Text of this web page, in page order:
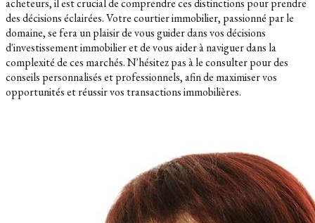
acheteurs, il est crucial de comprendre ces distinctions pour prendre
des décisions éclairées. Votre courtier immobilier, passionné par le
domaine, se fera un plaisir de vous guider dans vos décisions
d'investissement immobilier et de vous aider à naviguer dans la
complexité de ces marchés. N'hésitez pas à le consulter pour des
conseils personnalisés et professionnels, afin de maximiser vos
opportunités et réussir vos transactions immobilières.